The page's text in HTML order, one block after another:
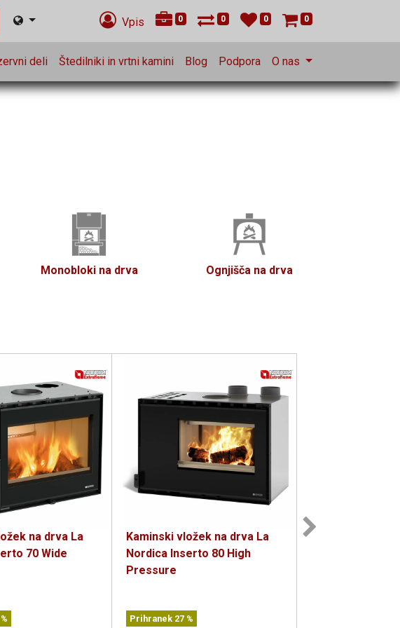
Vpis 0 0 0 0
deli Štedilniki in vrtni kamini Blog Podpora O nas
Monobloki na drva Ognjišča na drva
na drva La
70 Wide
%
Kaminski vložek na drva La
Nordica Inserto 80 High
Pressure
Prihranek 27 %